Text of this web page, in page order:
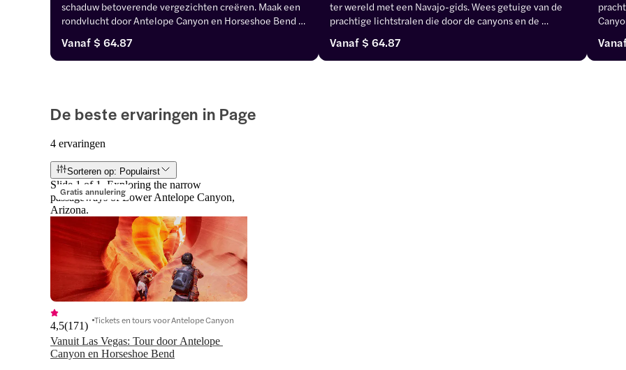
schaduw betoverende vergezichten creëren. Maak een
rondvlucht door Antelope Canyon en Horseshoe Bend
Vanaf$ 64.87
ter wereld met een Navajo-gids. Wees getuige van de
prachtige lichtstralen die door de canyons en de
te weten komt over de geschiedenis en de legendes
rond de Upper Antelope Canyon.
Vanaf$ 64.87
met
De beste ervaringen in Page
4 ervaringen
Sorteren op: Populairst
Gratis annulering
Slide 1 of 1, Exploring the narrow
passageways of Lower Antelope Canyon,
Arizona.
Vanuit Las Vegas: Tour door Antelope
Canyon en Horseshoe Bend
4,5(171) Tickets en tours voor Antelope Canyon